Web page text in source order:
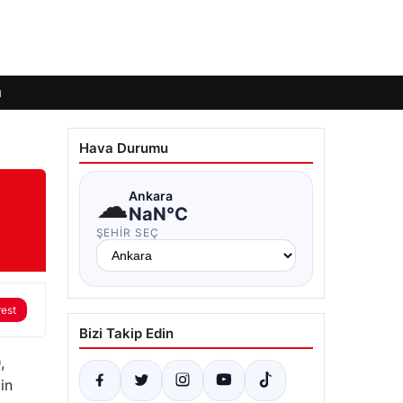
Hava Durumu
☁Ankara
NaN°C
ŞEHIR SEÇ
Bizi Takip Edin